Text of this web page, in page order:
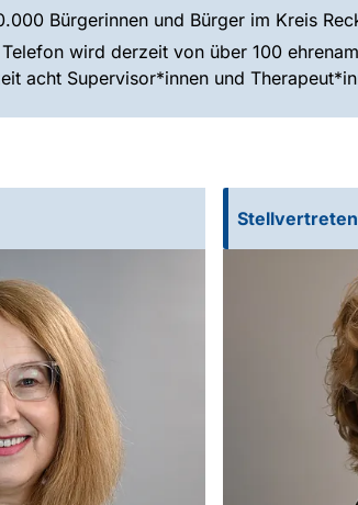
Bürgerinnen und Bürger im Kreis
wird derzeit von über 100
acht Supervisor*innen und